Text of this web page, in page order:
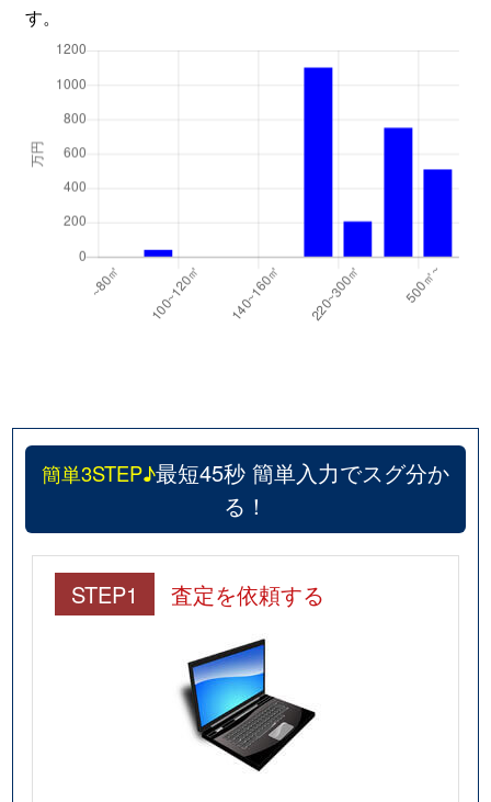
す。
簡単3STEP♪最短45秒 簡単入力でスグ分か
る！
STEP1 査定を依頼する